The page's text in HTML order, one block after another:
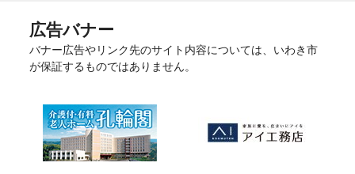
広告バナー
バナー広告やリンク先のサイト内容については、いわき市
が保証するものではありません。